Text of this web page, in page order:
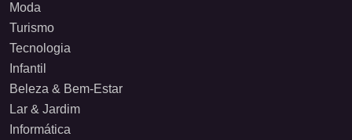
Moda
Turismo
Tecnologia
Infantil
Beleza & Bem-Estar
Lar & Jardim
Informática